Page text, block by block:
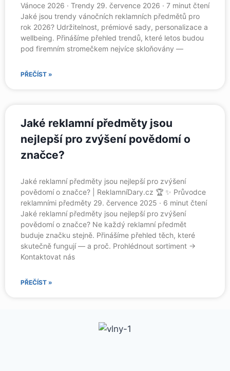
Vánoce 2026 · Trendy 29. července 2026 · 7 minut čtení
Jaké jsou trendy vánočních reklamních předmětů pro
rok 2026? Udržitelnost, prémiové sady, personalizace a
wellbeing. Přinášíme přehled trendů, které letos budou
pod firemním stromečkem nejvíce skloňovány —
PŘEČÍST »
Jaké reklamní předměty jsou
nejlepší pro zvýšení povědomí o
značce?
Jaké reklamní předměty jsou nejlepší pro zvýšení
povědomí o značce? | ReklamníDary.cz 🏆 ✨ Průvodce
reklamními předměty 29. července 2025 · 6 minut čtení
Jaké reklamní předměty jsou nejlepší pro zvýšení
povědomí o značce? Ne každý reklamní předmět
buduje značku stejně. Přinášíme přehled těch, které
skutečně fungují — a proč. Prohlédnout sortiment →
Kontaktovat nás
PŘEČÍST »